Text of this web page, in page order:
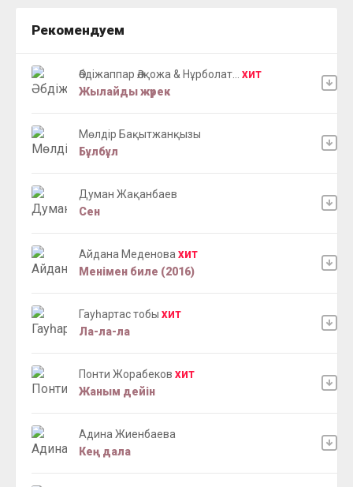
Рекомендуем
Әбдіжаппар Әлқожа & Нұрболат... ХИТ
Жылайды жүрек
Мөлдір Бақытжанқызы
Бұлбұл
Думан Жақанбаев
Сен
Айдана Меденова ХИТ
Менімен биле (2016)
Гауһартас тобы ХИТ
Ла-ла-ла
Понти Жорабеков ХИТ
Жаным дейін
Адина Жиенбаева
Кең дала